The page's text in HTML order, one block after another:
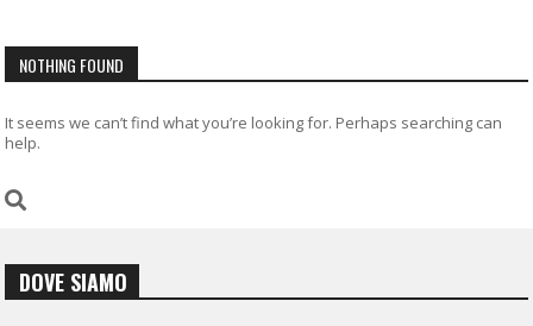
NOTHING FOUND
It seems we can’t find what you’re looking for. Perhaps searching can
help.
DOVE SIAMO